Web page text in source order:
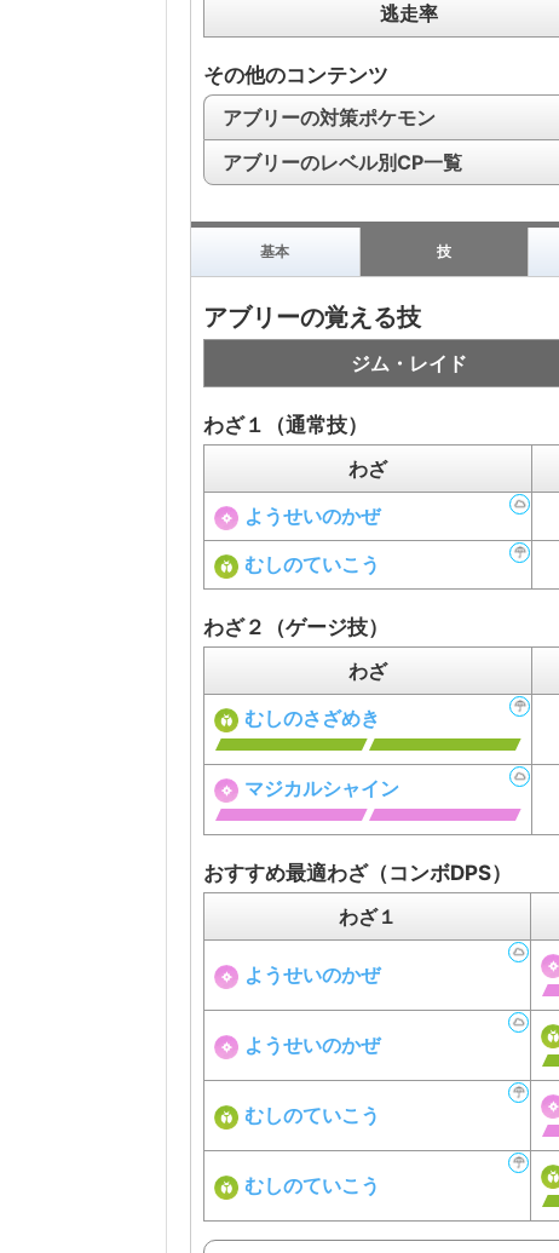
逃走率
その他のコンテンツ
アブリーの対策ポケモン
アブリーのレベル別CP一覧
基本 技
アブリーの覚える技
ジム・レイド
わざ１（通常技）
わざ
ようせいのかぜ
むしのていこう
わざ２（ゲージ技）
わざ
むしのさざめき
マジカルシャイン
おすすめ最適わざ（コンボDPS）
わざ１
ようせいのかぜ
ようせいのかぜ
むしのていこう
むしのていこう